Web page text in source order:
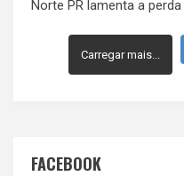
Carregar mais...
FACEBOOK